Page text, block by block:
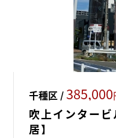
千種区 /385,000
吹上インター
居】